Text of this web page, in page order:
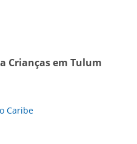
Crianças em Tulum